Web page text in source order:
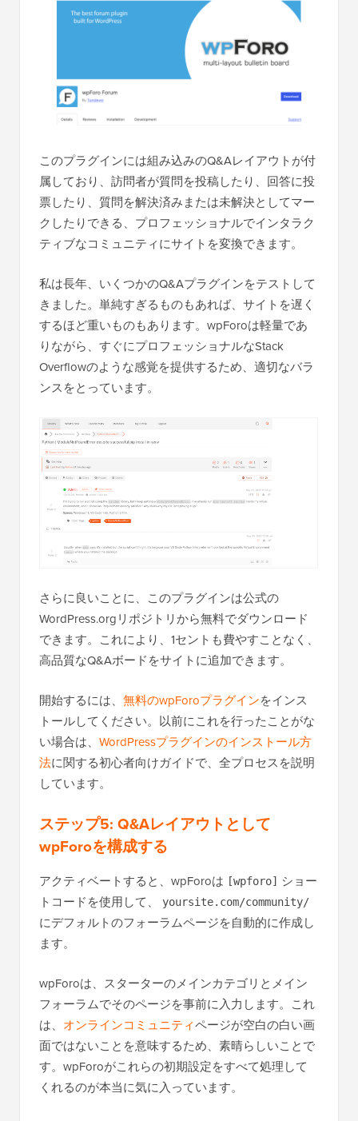
このプラグインには組み込みのQ&Aレイアウトが付
属しており、訪問者が質問を投稿したり、回答に投
票したり、質問を解決済みまたは未解決としてマー
クしたりできる、プロフェッショナルでインタラク
ティブなコミュニティにサイトを変換できます。
私は長年、いくつかのQ&Aプラグインをテストして
きました。単純すぎるものもあれば、サイトを遅く
するほど重いものもあります。wpForoは軽量であ
りながら、すぐにプロフェッショナルなStack
Overflowのような感覚を提供するため、適切なバラ
ンスをとっています。
さらに良いことに、このプラグインは公式の
WordPress.orgリポジトリから無料でダウンロード
できます。これにより、1セントも費やすことなく、
高品質なQ&Aボードをサイトに追加できます。
開始するには、 無料のwpForoプラグインをインス
トールしてください。以前にこれを行ったことがな
い場合は、 WordPressプラグインのインストール方
法に関する初心者向けガイドで、全プロセスを説明
しています。
ステップ5: Q&Aレイアウトとして
wpForoを構成する
アクティベートすると、wpForoは [wpforo] ショー
トコードを使用して、
yoursite.com/community/
にデフォルトのフォーラムページを自動的に作成し
ます。
wpForoは、スターターのメインカテゴリとメイン
フォーラムでそのページを事前に入力します。これ
は、 オンラインコミュニティページが空白の白い画
面ではないことを意味するため、素晴らしいことで
す。wpForoがこれらの初期設定をすべて処理して
くれるのが本当に気に入っています。